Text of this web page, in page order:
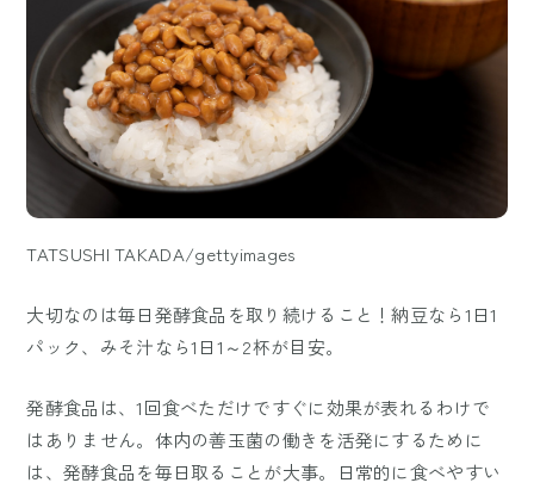
TATSUSHI TAKADA/gettyimages
大切なのは毎日発酵食品を取り続けること！納豆なら1日1
パック、みそ汁なら1日1～2杯が目安。
発酵食品は、1回食べただけですぐに効果が表れるわけで
はありません。体内の善玉菌の働きを活発にするために
は、発酵食品を毎日取ることが大事。日常的に食べやすい